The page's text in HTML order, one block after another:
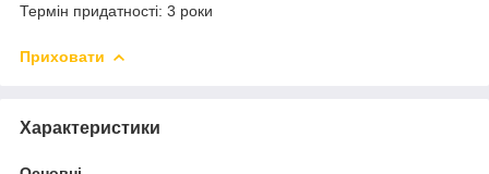
Термін придатності: 3 роки
Приховати
Характеристики